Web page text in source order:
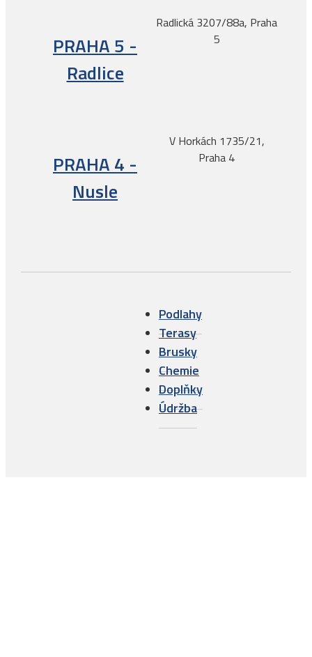
PRAHA 5 -
Radlice
Radlická 3207/88a, Praha
5
PRAHA 4 -
Nusle
V Horkách 1735/21,
Praha 4
Podlahy
Terasy
Brusky
Chemie
Doplňky
Údržba